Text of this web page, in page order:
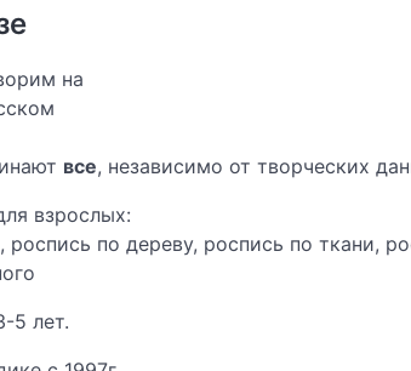
на
все, независимо от творческих
взрослых:
по дереву, роспись по ткани,
5 лет.